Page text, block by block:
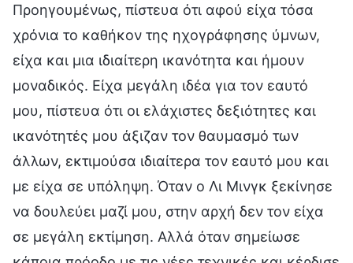
Προηγουμένως, πίστευα ότι αφού είχα τόσα
χρόνια το καθήκον της ηχογράφησης ύμνων,
είχα και μια ιδιαίτερη ικανότητα και ήμουν
μοναδικός. Είχα μεγάλη ιδέα για τον εαυτό
μου, πίστευα ότι οι ελάχιστες δεξιότητες και
ικανότητές μου άξιζαν τον θαυμασμό των
άλλων, εκτιμούσα ιδιαίτερα τον εαυτό μου και
με είχα σε υπόληψη. Όταν ο Λι Μινγκ ξεκίνησε
να δουλεύει μαζί μου, στην αρχή δεν τον είχα
σε μεγάλη εκτίμηση. Αλλά όταν σημείωσε